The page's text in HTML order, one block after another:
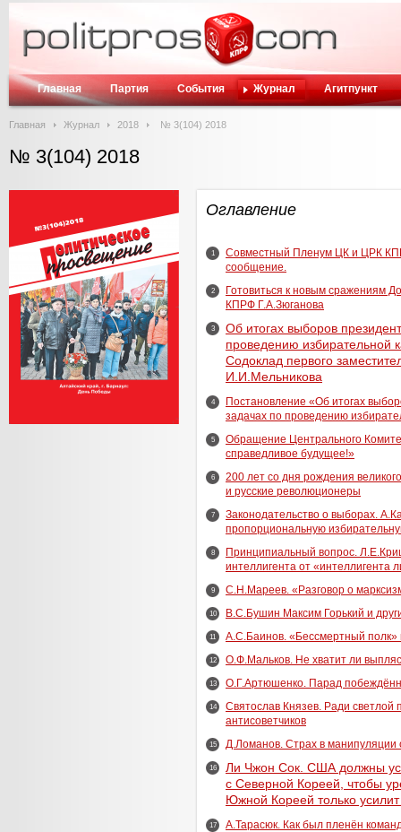
Главная Партия События Журнал Агитпункт
Главная Журнал 2018 № 3(104) 2018
№ 3(104) 2018
Оглавление
1
Совместный Пленум ЦК и ЦРК
сообщение.
2
Готовиться к новым сражениям
КПРФ Г.А.Зюганова
3
Об итогах выборов
проведению избирательной
Содоклад первого
И.И.Мельникова
4
Постановление «Об итогах
задачах по проведению
5
Обращение Центрального
справедливое будущее!»
6
200 лет со дня рождения
и русские революционеры
7
Законодательство о выборах.
пропорциональную
8
Принципиальный вопрос.
интеллигента от «интеллигента
9 С.Н.Мареев. «Разговор о
10 В.С.Бушин Максим Горький и
11 А.С.Баинов. «Бессмертный полк»
12 О.Ф.Мальков. Не хватит ли
13 О.Г.Артюшенко. Парад
14
Святослав Князев. Ради
антисоветчиков
15 Д.Ломанов. Страх в
16
Ли Чжон Сок. США должны
с Северной Кореей, чтобы
Южной Кореей только
17
А.Тарасюк. Как был пленён